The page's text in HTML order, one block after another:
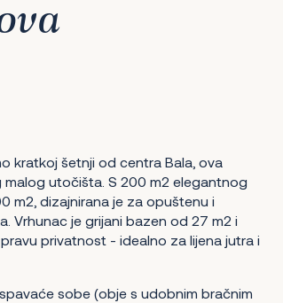
kratkoj šetnji od centra Bala, ova
utočišta. S 200 m2 elegantnog
m2, dizajnirana je za opuštenu i
je grijani bazen od 27 m2 i
privatnost - idealno za lijena jutra i
sobe (obje s udobnim bračnim